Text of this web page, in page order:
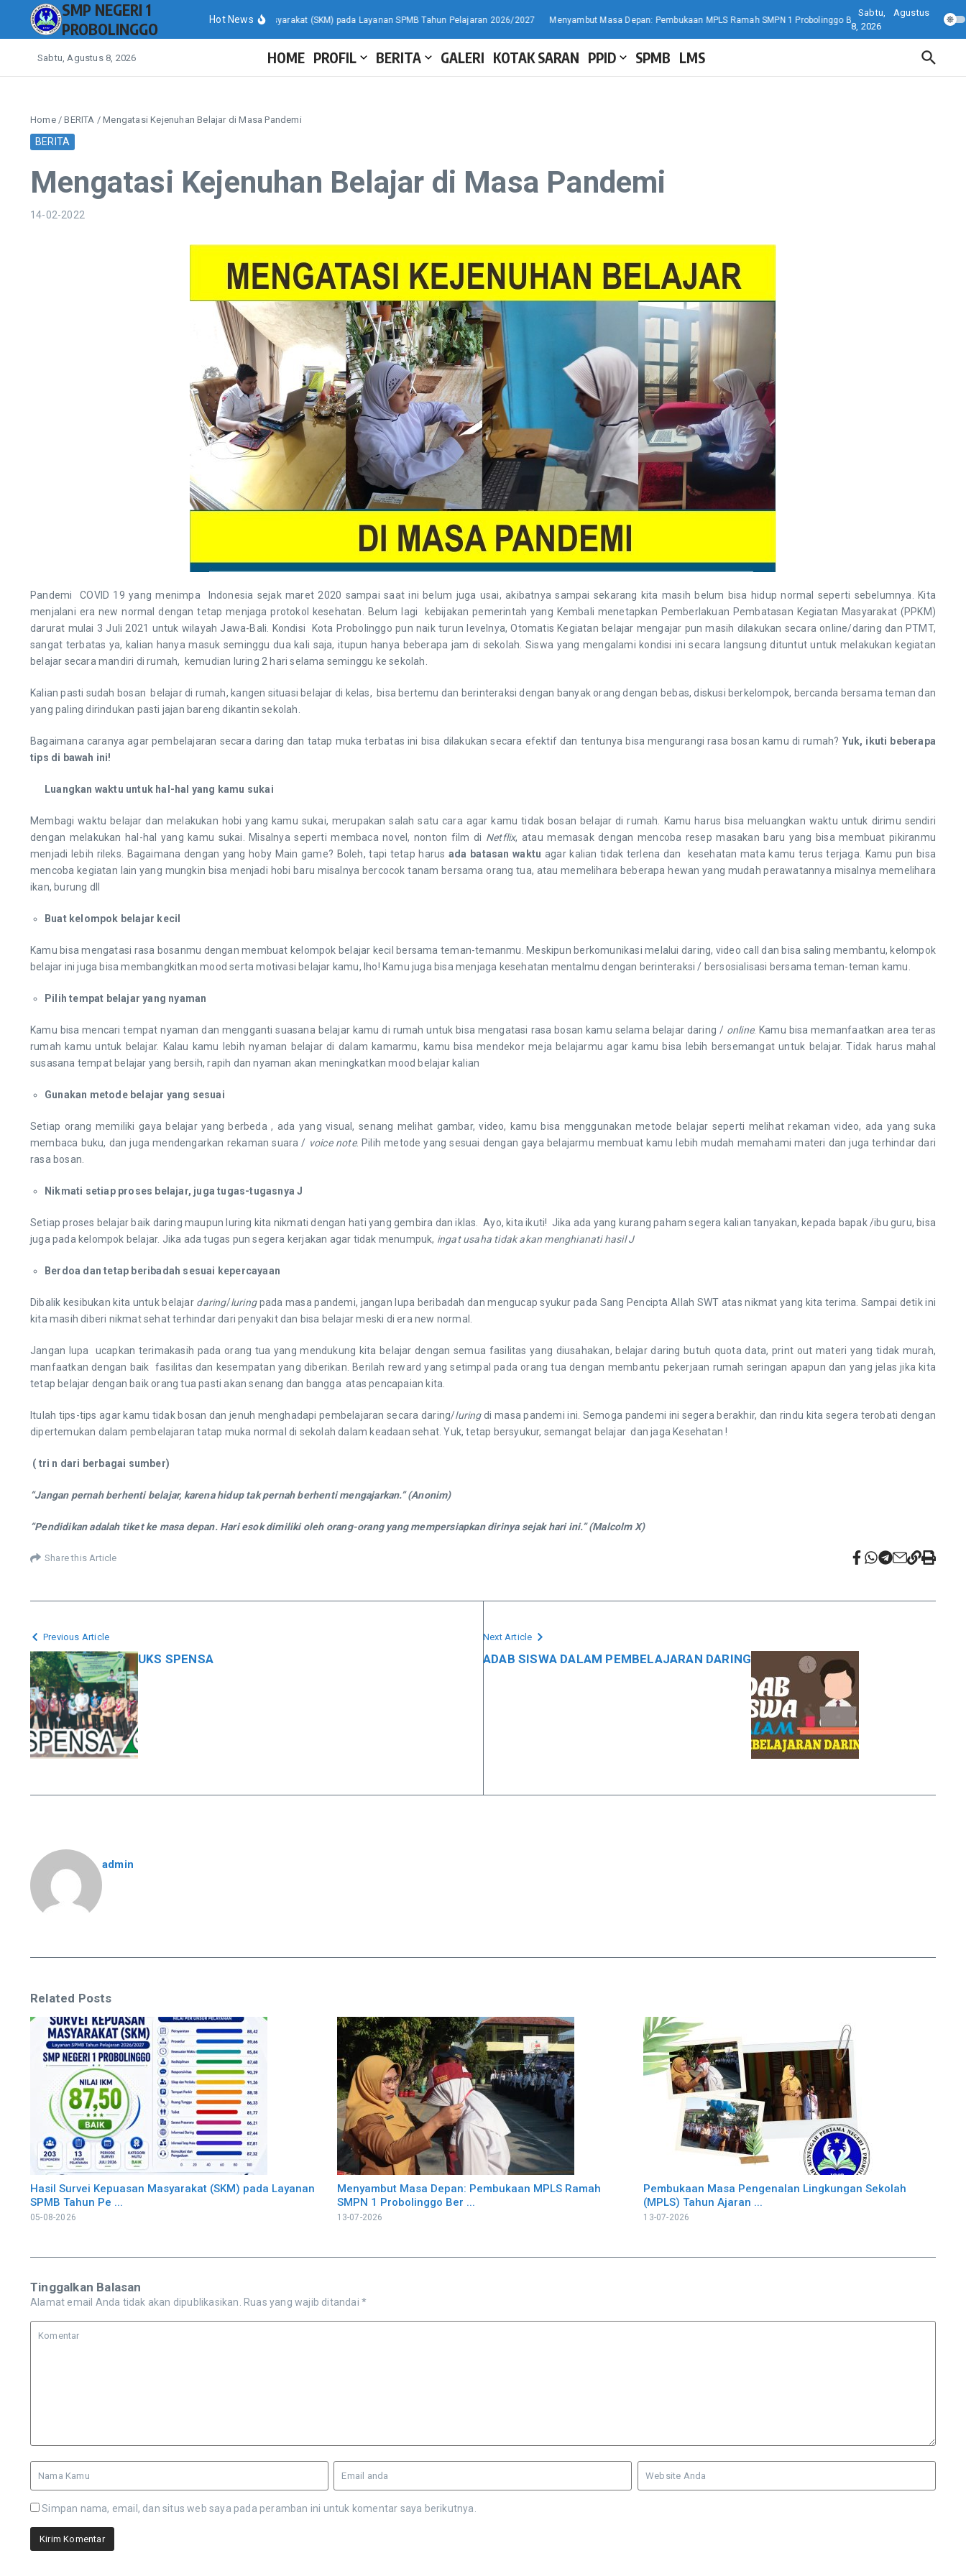
Lewati ke kontenSMP NEGERI 1
PROBOLINGGO
Hot News
Hasil Survei Kepuasan Masyarakat (SKM) pada Layanan SPMB Tahun Pelajaran 2026/2027 Menyambut Masa Depan: Pembukaan MPLS Ramah SMPN 1 Probolinggo Berlangsung Semarak dan Edukatif!
Sabtu, Agustus
8, 2026
Sabtu, Agustus 8, 2026 HOME PROFIL BERITA GALERI KOTAK SARAN PPID SPMB LMS
Home/BERITA /Mengatasi Kejenuhan Belajar di Masa Pandemi
BERITA
Mengatasi Kejenuhan Belajar di Masa Pandemi
14-02-2022
Pandemi COVID 19 yang menimpa Indonesia sejak maret 2020 sampai saat ini belum juga usai, akibatnya sampai sekarang kita masih belum bisa hidup normal seperti sebelumnya. Kita
menjalani era new normal dengan tetap menjaga protokol kesehatan. Belum lagi kebijakan pemerintah yang Kembali menetapkan Pemberlakuan Pembatasan Kegiatan Masyarakat (PPKM)
darurat mulai 3 Juli 2021 untuk wilayah Jawa-Bali. Kondisi Kota Probolinggo pun naik turun levelnya, Otomatis Kegiatan belajar mengajar pun masih dilakukan secara online/daring dan PTMT,
sangat terbatas ya, kalian hanya masuk seminggu dua kali saja, itupun hanya beberapa jam di sekolah. Siswa yang mengalami kondisi ini secara langsung dituntut untuk melakukan kegiatan
belajar secara mandiri di rumah, kemudian luring 2 hari selama seminggu ke sekolah.
Kalian pasti sudah bosan belajar di rumah, kangen situasi belajar di kelas, bisa bertemu dan berinteraksi dengan banyak orang dengan bebas, diskusi berkelompok, bercanda bersama teman dan
yang paling dirindukan pasti jajan bareng dikantin sekolah.
Bagaimana caranya agar pembelajaran secara daring dan tatap muka terbatas ini bisa dilakukan secara efektif dan tentunya bisa mengurangi rasa bosan kamu di rumah? Yuk, ikuti beberapa
tips di bawah ini!
Luangkan waktu untuk hal-hal yang kamu sukai
Membagi waktu belajar dan melakukan hobi yang kamu sukai, merupakan salah satu cara agar kamu tidak bosan belajar di rumah. Kamu harus bisa meluangkan waktu untuk dirimu sendiri
dengan melakukan hal-hal yang kamu sukai. Misalnya seperti membaca novel, nonton film di Netflix, atau memasak dengan mencoba resep masakan baru yang bisa membuat pikiranmu
menjadi lebih rileks. Bagaimana dengan yang hoby Main game? Boleh, tapi tetap harusada batasan waktu agar kalian tidak terlena dan kesehatan mata kamu terus terjaga. Kamu pun bisa
mencoba kegiatan lain yang mungkin bisa menjadi hobi baru misalnya bercocok tanam bersama orang tua, atau memelihara beberapa hewan yang mudah perawatannya misalnya memelihara
ikan, burung dll
Buat kelompok belajar kecil
Kamu bisa mengatasi rasa bosanmu dengan membuat kelompok belajar kecil bersama teman-temanmu. Meskipun berkomunikasi melalui daring, video call dan bisa saling membantu, kelompok
belajar ini juga bisa membangkitkan mood serta motivasi belajar kamu, lho! Kamu juga bisa menjaga kesehatan mentalmu dengan berinteraksi / bersosialisasi bersama teman-teman kamu.
Pilih tempat belajar yang nyaman
Kamu bisa mencari tempat nyaman dan mengganti suasana belajar kamu di rumah untuk bisa mengatasi rasa bosan kamu selama belajar daring /online. Kamu bisa memanfaatkan area teras
rumah kamu untuk belajar. Kalau kamu lebih nyaman belajar di dalam kamarmu, kamu bisa mendekor meja belajarmu agar kamu bisa lebih bersemangat untuk belajar. Tidak harus mahal
susasana tempat belajar yang bersih, rapih dan nyaman akan meningkatkan mood belajar kalian
Gunakan metode belajar yang sesuai
Setiap orang memiliki gaya belajar yang berbeda , ada yang visual, senang melihat gambar, video, kamu bisa menggunakan metode belajar seperti melihat rekaman video, ada yang suka
membaca buku, dan juga mendengarkan rekaman suara / voice note. Pilih metode yang sesuai dengan gaya belajarmu membuat kamu lebih mudah memahami materi dan juga terhindar dari
rasa bosan.
Nikmati setiap proses belajar, juga tugas-tugasnyaJ
Setiap proses belajar baik daring maupun luring kita nikmati dengan hati yang gembira dan iklas. Ayo, kita ikuti! Jika ada yang kurang paham segera kalian tanyakan, kepada bapak /ibu guru, bisa
juga pada kelompok belajar. Jika ada tugas pun segera kerjakan agar tidak menumpuk, ingat usaha tidak akan menghianati hasilJ
Berdoa dan tetap beribadah sesuai kepercayaan
Dibalik kesibukan kita untuk belajar daring/luringpada masa pandemi, jangan lupa beribadah dan mengucap syukur pada Sang Pencipta Allah SWT atas nikmat yang kita terima. Sampai detik ini
kita masih diberi nikmat sehat terhindar dari penyakit dan bisa belajar meski di era new normal.
Jangan lupa ucapkan terimakasih pada orang tua yang mendukung kita belajar dengan semua fasilitas yang diusahakan, belajar daring butuh quota data, print out materi yang tidak murah,
manfaatkan dengan baik fasilitas dan kesempatan yang diberikan. Berilah reward yang setimpal pada orang tua dengan membantu pekerjaan rumah seringan apapun dan yang jelas jika kita
tetap belajar dengan baik orang tua pasti akan senang dan bangga atas pencapaian kita.
Itulah tips-tips agar kamu tidak bosan dan jenuh menghadapi pembelajaran secara daring/luringdi masa pandemi ini. Semoga pandemi ini segera berakhir, dan rindu kita segera terobati dengan
dipertemukan dalam pembelajaran tatap muka normal di sekolah dalam keadaan sehat. Yuk, tetap bersyukur, semangat belajar dan jaga Kesehatan !
( tri n dari berbagai sumber)
“Jangan pernah berhenti belajar, karena hidup tak pernah berhenti mengajarkan.” (Anonim)
“Pendidikan adalah tiket ke masa depan. Hari esok dimiliki oleh orang-orang yang mempersiapkan dirinya sejak hari ini.” (Malcolm X)
Share this Article
Previous Article
UKS SPENSA
Next Article
ADAB SISWA DALAM PEMBELAJARAN DARING
admin
Related Posts
Hasil Survei Kepuasan Masyarakat (SKM) pada Layanan
SPMB Tahun Pe ...
05-08-2026
Menyambut Masa Depan: Pembukaan MPLS Ramah
SMPN 1 Probolinggo Ber ...
13-07-2026
Pembukaan Masa Pengenalan Lingkungan Sekolah
(MPLS) Tahun Ajaran ...
13-07-2026
Tinggalkan Balasan
Alamat email Anda tidak akan dipublikasikan. Ruas yang wajib ditandai*
Simpan nama, email, dan situs web saya pada peramban ini untuk komentar saya berikutnya.